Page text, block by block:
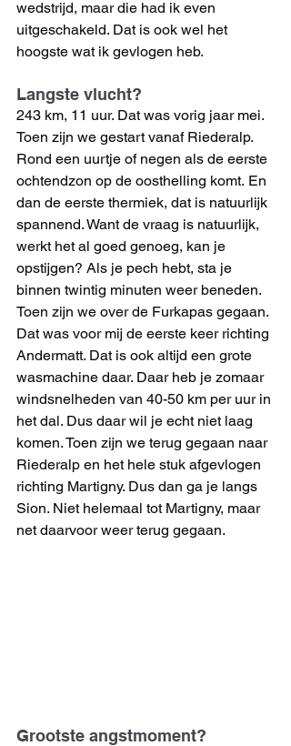
wedstrijd, maar die had ik even
uitgeschakeld. Dat is ook wel het
hoogste wat ik gevlogen heb.
Langste vlucht?
243 km, 11 uur. Dat was vorig jaar mei.
Toen zijn we gestart vanaf Riederalp.
Rond een uurtje of negen als de eerste
ochtendzon op de oosthelling komt. En
dan de eerste thermiek, dat is natuurlijk
spannend. Want de vraag is natuurlijk,
werkt het al goed genoeg, kan je
opstijgen? Als je pech hebt, sta je
binnen twintig minuten weer beneden.
Toen zijn we over de Furkapas gegaan.
Dat was voor mij de eerste keer richting
Andermatt. Dat is ook altijd een grote
wasmachine daar. Daar heb je zomaar
windsnelheden van 40-50 km per uur in
het dal. Dus daar wil je echt niet laag
komen. Toen zijn we terug gegaan naar
Riederalp en het hele stuk afgevlogen
richting Martigny. Dus dan ga je langs
Sion. Niet helemaal tot Martigny, maar
net daarvoor weer terug gegaan.
Grootste angstmoment?